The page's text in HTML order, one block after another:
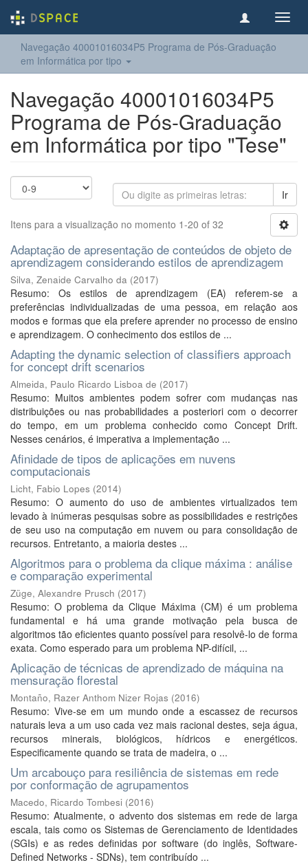
Navegação 40001016034P5 Programa de Pós-Graduação
em Informática por tipo
Navegação 40001016034P5
Programa de Pós-Graduação
em Informática por tipo "Tese"
Ir
Itens para a visualização no momento 1-20 of 32
Adaptação de apresentação de conteúdos de objeto de
aprendizagem considerando estilos de aprendizagem
Silva, Zenaide Carvalho da (2017)
Resumo: Os estilos de aprendizagem (EA) referem-se a
preferências individualizadas de uma pessoa, em relação aos
modos e formas que ela prefere aprender no processo de ensino
e aprendizagem. O conhecimento dos estilos de ...
Adapting the dynamic selection of classifiers approach
for concept drift scenarios
Almeida, Paulo Ricardo Lisboa de (2017)
Resumo: Muitos ambientes podem sofrer com mudanças nas
distribuições ou nas probabilidades a posteriori com o decorrer
do tempo, em um problema conhecido como Concept Drift.
Nesses cenários, é imperativa a implementação ...
Afinidade de tipos de aplicações em nuvens
computacionais
Licht, Fabio Lopes (2014)
Resumo: O aumento do uso de ambientes virtualizados tem
levado à inúmeras pesquisas sobre as possibilidades e restrições
de seu uso na computação em nuvem ou para consolidação de
recursos. Entretanto, a maioria destes ...
Algoritmos para o problema da clique máxima : análise
e comparação experimental
Züge, Alexandre Prusch (2017)
Resumo: O problema da Clique Máxima (CM) é um problema
fundamental e há uma grande motivação pela busca de
algoritmos tão eficientes quanto possível para resolvê-lo de forma
exata. Como esperado para um problema NP-difícil, ...
Aplicação de técnicas de aprendizado de máquina na
mensuração florestal
Montaño, Razer Anthom Nizer Rojas (2016)
Resumo: Vive-se em um mundo onde a escassez de recursos
naturais leva a um uso cada vez mais racional destes, seja água,
recursos minerais, biológicos, hídricos e energéticos.
Especificamente quando se trata de madeira, o ...
Um arcabouço para resiliência de sistemas em rede
por conformação de agrupamentos
Macedo, Ricardo Tombesi (2016)
Resumo: Atualmente, o advento dos sistemas em rede de larga
escala, tais como os Sistemas de Gerenciamento de Identidades
(SGIs) e as redes definidas por software (do inglês, Software-
Defined Networks - SDNs), tem contribuído ...